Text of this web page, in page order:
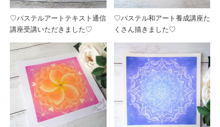
♡パステルアートテキスト通信
講座受講いただきました♡
♡パステル和アート養成講座た
くさん描きました♡